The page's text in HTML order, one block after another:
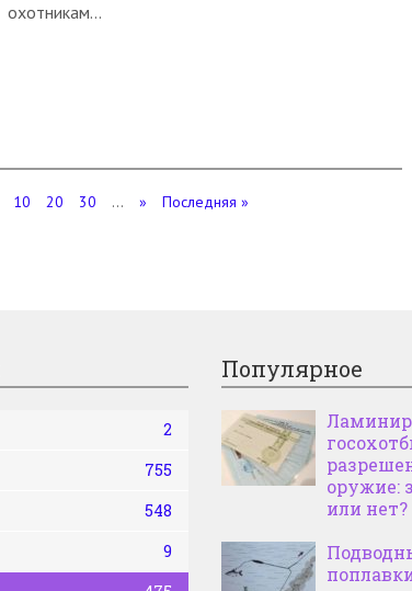
охотникам…
10 20 30 ... » Последняя »
2
755
548
9
Популярное
оружие:
или нет?